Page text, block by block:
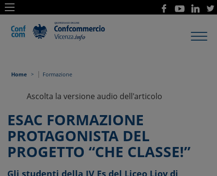
Home | Formazione
Ascolta la versione audio dell'articolo
ESAC FORMAZIONE
PROTAGONISTA DEL
PROGETTO “CHE CLASSE!”
Gli studenti della IV Es del Liceo Lioy di